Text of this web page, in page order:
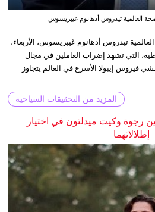
العالمية تيدروس أدهانوم غيبريسوس
تيدروس أدهانوم غيبريسوس، الأربعاء،
التي تشهد إضراب العاملين في مجال
فيروس إيبولا الأسرع في العالم يتجاوز
المزيد من التحقيقات السياحية
رجوة وكيت ميدلتون في اختيار
إطلالاتهما